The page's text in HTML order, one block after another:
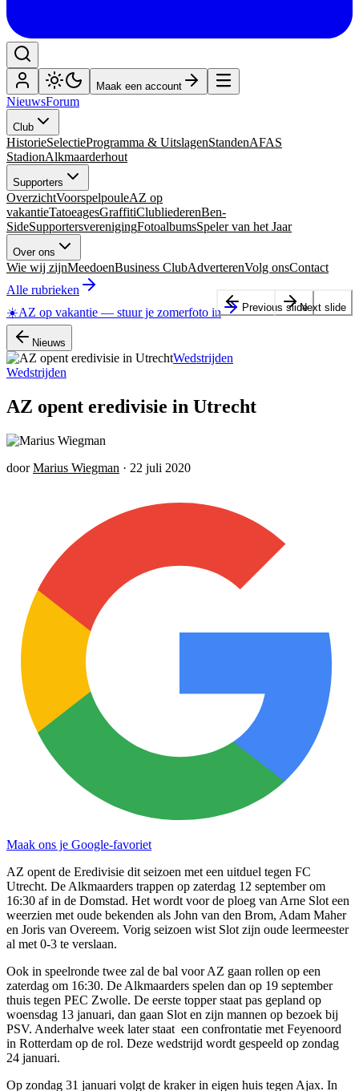
Maak een account
NieuwsForum
Club
HistorieSelectieProgramma & UitslagenStandenAFAS
StadionAlkmaarderhout
Supporters
OverzichtVoorspelpouleAZ op
vakantieTatoeagesGraffitiClubliederenBen-
SideSupportersverenigingFotoalbumsSpeler van het Jaar
Over ons
Wie wij zijnMeedoenBusiness ClubAdverterenVolg onsContact
Alle rubrieken
☀️AZ op vakantie — stuur je zomerfoto in
Nieuws
Wedstrijden
Wedstrijden
AZ opent eredivisie in Utrecht
door Marius Wiegman · 22 juli 2020
Maak ons je Google-favoriet
AZ opent de Eredivisie dit seizoen met een uitduel tegen FC
Utrecht. De Alkmaarders trappen op zaterdag 12 september om
16:30 af in de Domstad. Het wordt voor de ploeg van Arne Slot een
weerzien met oude bekenden als John van den Brom, Adam Maher
en Joris van Overeem. Vorig seizoen wist Slot zijn oude leermeester
al met 0-3 te verslaan.
Ook in speelronde twee zal de bal voor AZ gaan rollen op een
zaterdag om 16:30. De Alkmaarders spelen dan op 19 september
thuis tegen PEC Zwolle. De eerste topper staat pas gepland op
woensdag 13 januari, dan gaan Slot en zijn mannen op bezoek bij
PSV. Anderhalve week later staat een confrontatie met Feyenoord
in Rotterdam op de rol. Deze wedstrijd wordt gespeeld op zondag
24 januari.
Op zondag 31 januari volgt de kraker in eigen huis tegen Ajax. In
Previous slideNext slide